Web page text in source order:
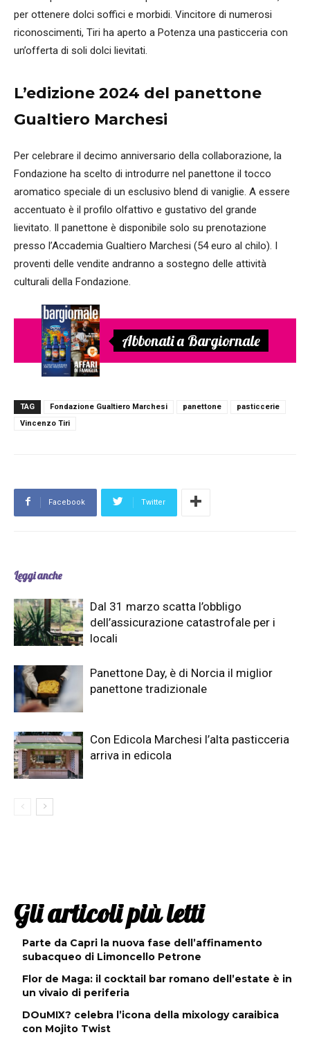
per ottenere dolci soffici e morbidi. Vincitore di numerosi
riconoscimenti, Tiri ha aperto a Potenza una pasticceria con
un’offerta di soli dolci lievitati.
L’edizione 2024 del panettone
Gualtiero Marchesi
Per celebrare il decimo anniversario della collaborazione, la
Fondazione ha scelto di introdurre nel panettone il tocco
aromatico speciale di un esclusivo blend di vaniglie. A essere
accentuato è il profilo olfattivo e gustativo del grande
lievitato. Il panettone è disponibile solo su prenotazione
presso l’Accademia Gualtiero Marchesi (54 euro al chilo). I
proventi delle vendite andranno a sostegno delle attività
culturali della Fondazione.
Abbonati a Bargiornale
TAG Fondazione Gualtiero Marchesi panettone
pasticcerie
Vincenzo Tiri
Facebook Twitter
Leggi anche
Dal 31 marzo scatta l’obbligo
dell’assicurazione catastrofale per i
locali
Panettone Day, è di Norcia il miglior
panettone tradizionale
Con Edicola Marchesi l’alta pasticceria
arriva in edicola
Gli articoli più letti
Parte da Capri la nuova fase dell’affinamento
subacqueo di Limoncello Petrone
Flor de Maga: il cocktail bar romano dell’estate è in
un vivaio di periferia
DOuMIX? celebra l’icona della mixology caraibica
con Mojito Twist